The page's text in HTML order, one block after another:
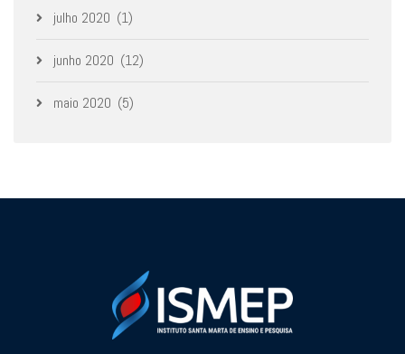
julho 2020 (1)
junho 2020 (12)
maio 2020 (5)